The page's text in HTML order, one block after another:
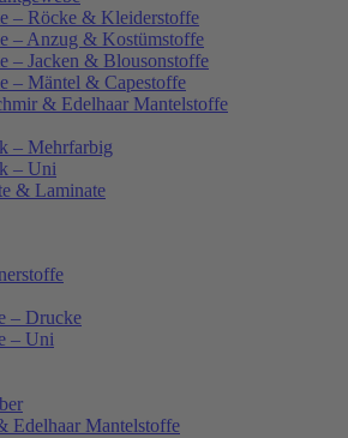
– Röcke & Kleiderstoffe
– Anzug & Kostümstoffe
– Jacken & Blousonstoffe
– Mäntel & Capestoffe
& Edelhaar Mantelstoffe
– Mehrfarbig
– Uni
& Laminate
– Drucke
– Uni
Edelhaar Mantelstoffe